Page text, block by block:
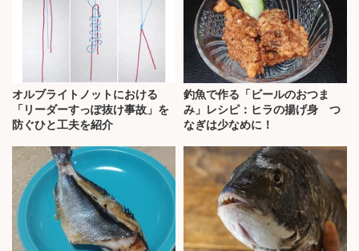
オルブライトノットにおける
「リーダーすっぽ抜け事故」を
防ぐひと工夫を紹介
釣魚で作る「ビールのおつま
み」レシピ：ヒラの揚げ身 つ
なぎは少なめに！